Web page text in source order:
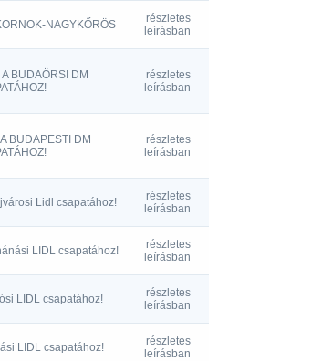
NAGYKŐRÖS
részletes
leírásban
BUDAÖRSI DM
részletes
leírásban
BUDAPESTI DM
részletes
leírásban
Lidl csapatához!
részletes
leírásban
LIDL csapatához!
részletes
leírásban
LIDL csapatához!
részletes
leírásban
LIDL csapatához!
részletes
leírásban